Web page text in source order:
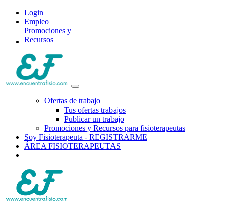
Login
Empleo
Promociones y
Recursos
Ofertas de trabajo
Tus ofertas trabajos
Publicar un trabajo
Promociones y Recursos para fisioterapeutas
Soy Fisioterapeuta - REGISTRARME
ÁREA FISIOTERAPEUTAS